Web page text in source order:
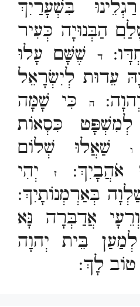
בִּשְׁעָרַיִךְ
הַבְּנוּיָה כְּעִיר
ד
שֶׁשָּׁם עָלוּ
עֵדוּת לְיִשְׂרָאֵל
ה
כִּי שָׁמָּה
כִּסְאוֹת
ו
שַׁאֲלוּ שְׁלוֹם
אֹהֲבָיִךְ:
זיְהִי
בְּאַרְמְנוֹתָיִךְ:
אֲדַבְּרָה נָּא
בֵּית יְהוָה
לָךְ: